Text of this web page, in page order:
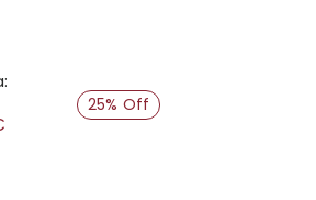
25% Off